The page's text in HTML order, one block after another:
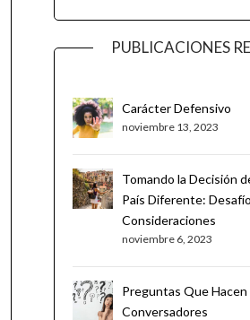
PUBLICACIONES
Carácter Defensivo
noviembre 13, 2023
Tomando la Decisión
País Diferente:
Consideraciones
noviembre 6, 2023
Preguntas Que Hacen
Conversadores